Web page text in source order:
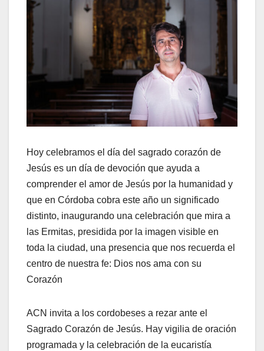
Hoy celebramos el día del sagrado corazón de
Jesús es un día de devoción que ayuda a
comprender el amor de Jesús por la humanidad y
que en Córdoba cobra este año un significado
distinto, inaugurando una celebración que mira a
las Ermitas, presidida por la imagen visible en
toda la ciudad, una presencia que nos recuerda el
centro de nuestra fe: Dios nos ama con su
Corazón
ACN invita a los cordobeses a rezar ante el
Sagrado Corazón de Jesús. Hay vigilia de oración
programada y la celebración de la eucaristía